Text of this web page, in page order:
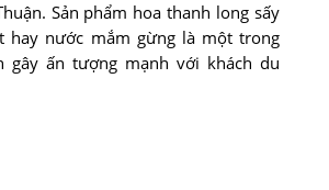
Sản phẩm hoa thanh long sấy
hay nước mắm gừng là một trong
gây ấn tượng mạnh với khách du